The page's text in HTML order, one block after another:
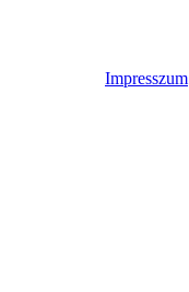
Impresszum